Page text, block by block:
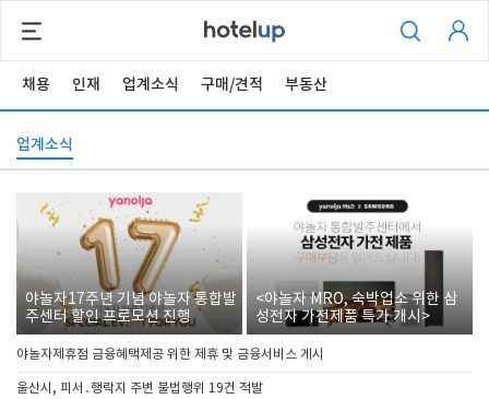
채용 인재 업계소식 구매/견적 부동산
업계소식
야놀자17주년 기념 야놀자 통합발
주센터 할인 프로모션 진행
<야놀자 MRO, 숙박업소 위한 삼
성전자 가전제품 특가 개시>
야놀자제휴점 금융혜택제공 위한 제휴 및 금융서비스 게시
울산시, 피서․행락지 주변 불법행위 19건 적발